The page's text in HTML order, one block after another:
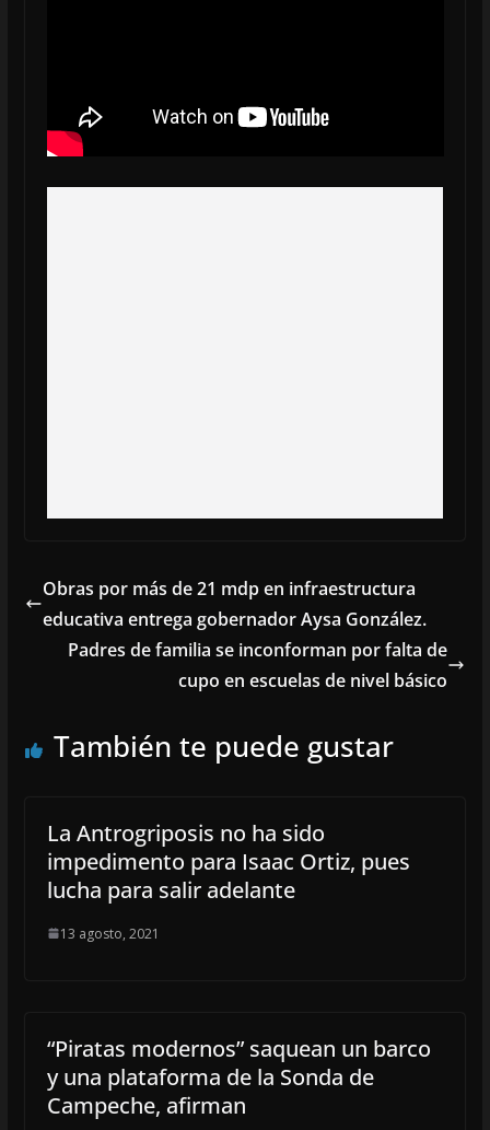
Obras por más de 21 mdp en infraestructura
educativa entrega gobernador Aysa González.
Padres de familia se inconforman por falta de
cupo en escuelas de nivel básico
También te puede gustar
La Antrogriposis no ha sido
impedimento para Isaac Ortiz, pues
lucha para salir adelante
13 agosto, 2021
“Piratas modernos” saquean un barco
y una plataforma de la Sonda de
Campeche, afirman